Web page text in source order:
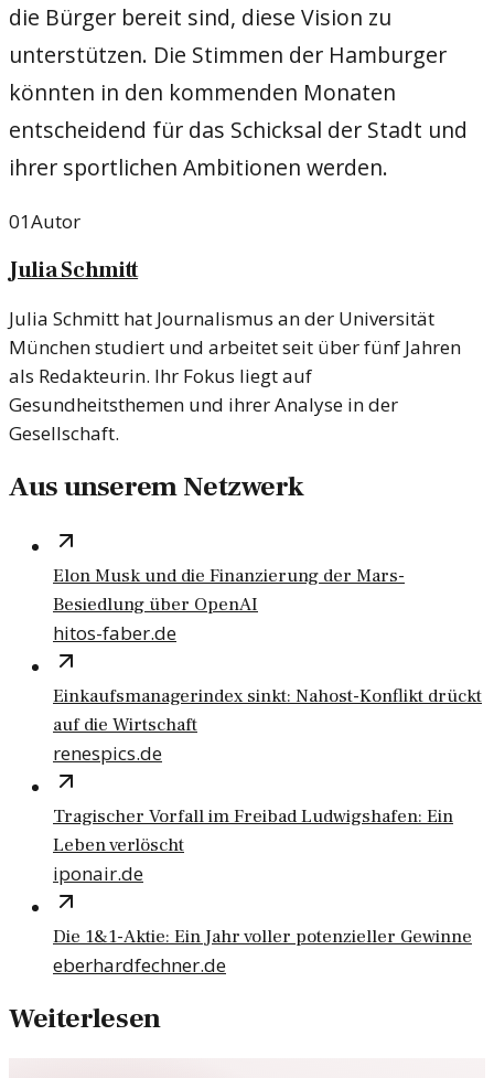
die Bürger bereit sind, diese Vision zu
unterstützen. Die Stimmen der Hamburger
könnten in den kommenden Monaten
entscheidend für das Schicksal der Stadt und
ihrer sportlichen Ambitionen werden.
01Autor
Julia Schmitt
Julia Schmitt hat Journalismus an der Universität
München studiert und arbeitet seit über fünf Jahren
als Redakteurin. Ihr Fokus liegt auf
Gesundheitsthemen und ihrer Analyse in der
Gesellschaft.
Aus unserem Netzwerk
Elon Musk und die Finanzierung der Mars-
Besiedlung über OpenAI
hitos-faber.de
Einkaufsmanagerindex sinkt: Nahost-Konflikt drückt
auf die Wirtschaft
renespics.de
Tragischer Vorfall im Freibad Ludwigshafen: Ein
Leben verlöscht
iponair.de
Die 1&1-Aktie: Ein Jahr voller potenzieller Gewinne
eberhardfechner.de
Weiterlesen